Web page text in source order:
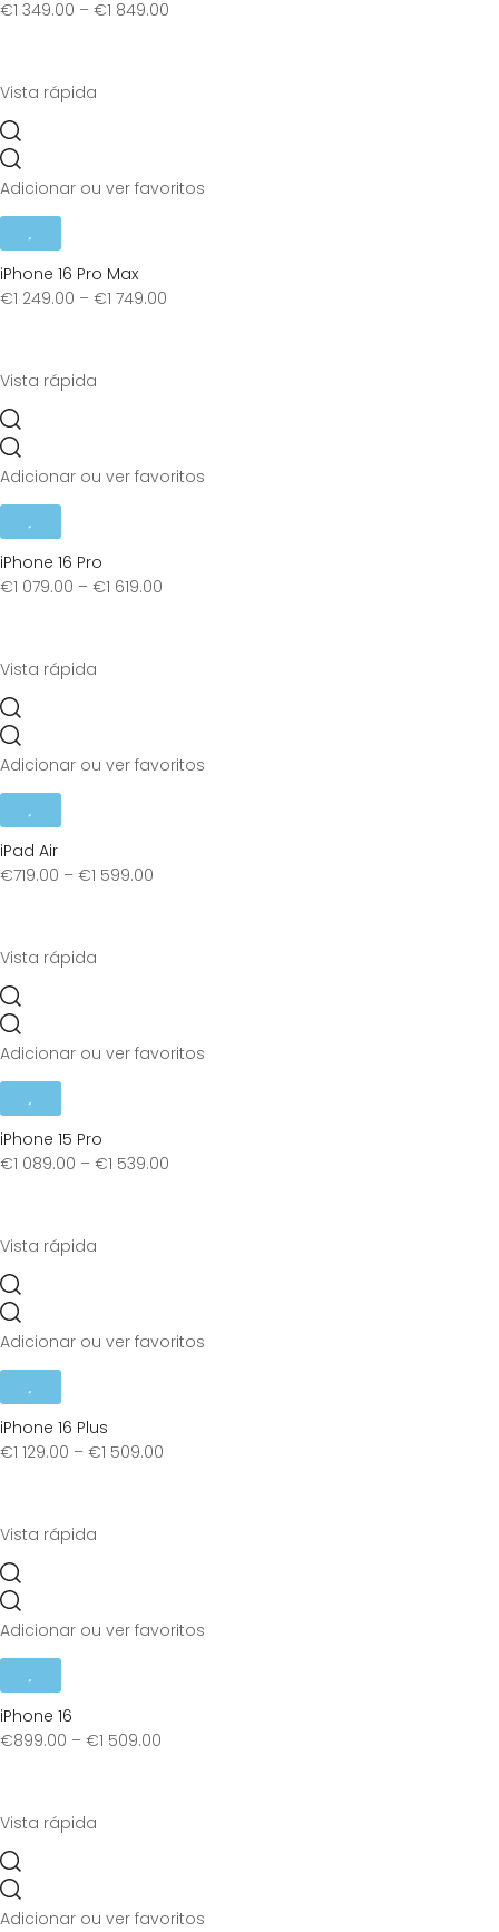
€1 349.00 – €1 849.00
Vista rápida
Adicionar ou ver favoritos
iPhone 16 Pro Max
€1 249.00 – €1 749.00
Vista rápida
Adicionar ou ver favoritos
iPhone 16 Pro
€1 079.00 – €1 619.00
Vista rápida
Adicionar ou ver favoritos
iPad Air
€719.00 – €1 599.00
Vista rápida
Adicionar ou ver favoritos
iPhone 15 Pro
€1 089.00 – €1 539.00
Vista rápida
Adicionar ou ver favoritos
iPhone 16 Plus
€1 129.00 – €1 509.00
Vista rápida
Adicionar ou ver favoritos
iPhone 16
€899.00 – €1 509.00
Vista rápida
Adicionar ou ver favoritos